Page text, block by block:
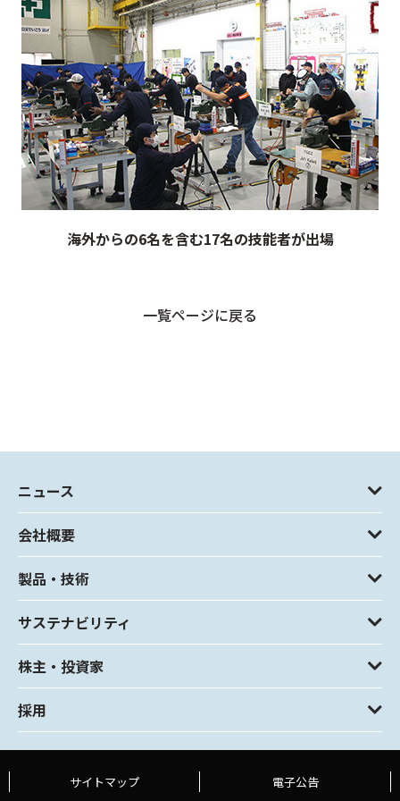
海外からの6名を含む17名の技能者が出場
一覧ページに戻る
ニュース
会社概要
製品・技術
サステナビリティ
株主・投資家
採用
サイトマップ 電子公告